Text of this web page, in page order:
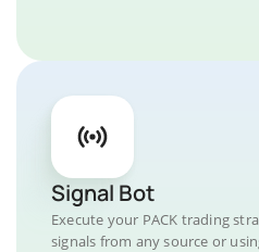
Signal Bot
Execute your PACK trading
signals from any source or